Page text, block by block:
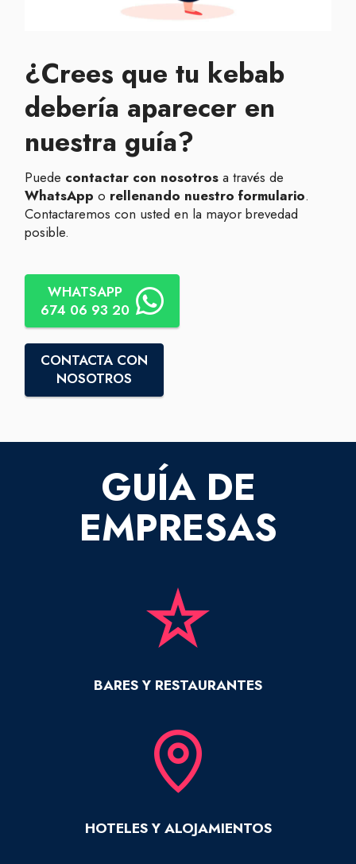
¿Crees que tu kebab
debería aparecer en
nuestra guía?
Puede contactar con nosotros a través de
WhatsApp o rellenando nuestro formulario.
Contactaremos con usted en la mayor brevedad
posible.
WHATSAPP
674 06 93 20
CONTACTA CON
NOSOTROS
GUÍA DE
EMPRESAS
BARES Y RESTAURANTES
HOTELES Y ALOJAMIENTOS